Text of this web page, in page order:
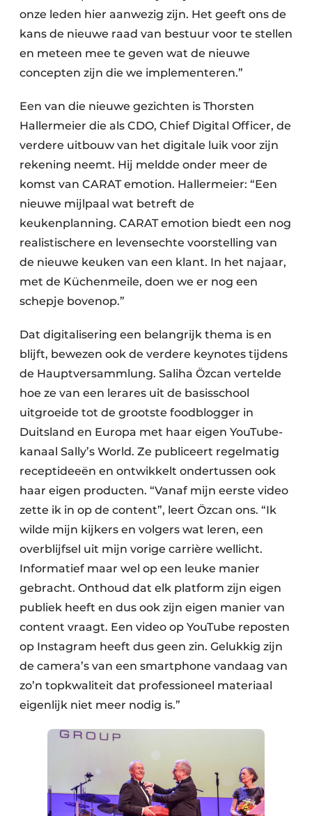
onze leden hier aanwezig zijn. Het geeft ons de
kans de nieuwe raad van bestuur voor te stellen
en meteen mee te geven wat de nieuwe
concepten zijn die we implementeren.”
Een van die nieuwe gezichten is Thorsten
Hallermeier die als CDO, Chief Digital Officer, de
verdere uitbouw van het digitale luik voor zijn
rekening neemt. Hij meldde onder meer de
komst van CARAT emotion. Hallermeier: “Een
nieuwe mijlpaal wat betreft de
keukenplanning. CARAT emotion biedt een nog
realistischere en levensechte voorstelling van
de nieuwe keuken van een klant. In het najaar,
met de Küchenmeile, doen we er nog een
schepje bovenop.”
Dat digitalisering een belangrijk thema is en
blijft, bewezen ook de verdere keynotes tijdens
de Hauptversammlung. Saliha Özcan vertelde
hoe ze van een lerares uit de basisschool
uitgroeide tot de grootste foodblogger in
Duitsland en Europa met haar eigen YouTube-
kanaal Sally’s World. Ze publiceert regelmatig
receptideeën en ontwikkelt ondertussen ook
haar eigen producten. “Vanaf mijn eerste video
zette ik in op de content”, leert Özcan ons. “Ik
wilde mijn kijkers en volgers wat leren, een
overblijfsel uit mijn vorige carrière wellicht.
Informatief maar wel op een leuke manier
gebracht. Onthoud dat elk platform zijn eigen
publiek heeft en dus ook zijn eigen manier van
content vraagt. Een video op YouTube reposten
op Instagram heeft dus geen zin. Gelukkig zijn
de camera’s van een smartphone vandaag van
zo’n topkwaliteit dat professioneel materiaal
eigenlijk niet meer nodig is.”